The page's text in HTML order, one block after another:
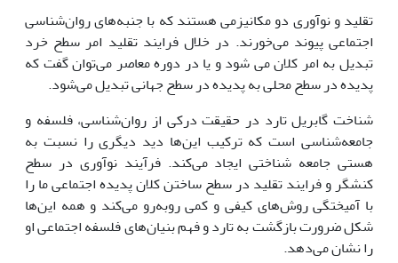
تقلید و نوآوری دو مکانیزمی هستند که با جنبه‌های روان‌شناسی
اجتماعی پیوند می‌خورند. در خلال فرایند تقلید امر سطح خرد
تبدیل به امر کلان می شود و یا در دوره معاصر می‌توان گفت که
پدیده در سطح محلی به پدیده در سطح جهانی تبدیل می‌شود.
شناخت گابریل تارد در حقیقت درکی از روان‌شناسی، فلسفه و
جامعه‌شناسی است که ترکیب این‌ها دید دیگری را نسبت به
هستی جامعه شناختی ایجاد می‌کند. فرآیند نوآوری در سطح
کنشگر و فرایند تقلید در سطح ساختن کلان پدیده اجتماعی ما را
با آمیختگی روش‌های کیفی و کمی روبه‌رو می‌کند و همه این‌ها
شکل ضرورت بازگشت به تارد و فهم بنیان‌های فلسفه اجتماعی او
را نشان می‌دهد.